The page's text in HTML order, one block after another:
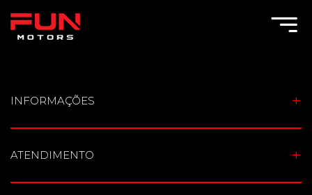
Toggle Menu
INFORMAÇÕES
ATENDIMENTO